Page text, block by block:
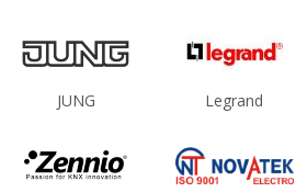
JUNG Legrand